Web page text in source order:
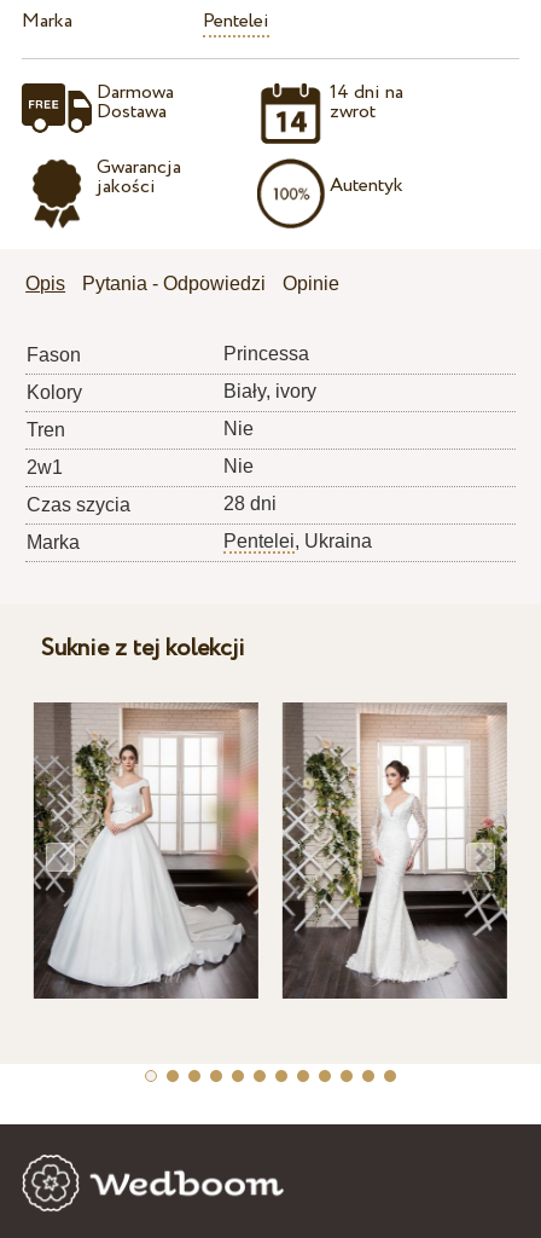
Marka
Pentelei
Darmowa
Dostawa
Gwarancja
jakości
14 dni na
zwrot
Autentyk
Opis Pytania - Odpowiedzi Opinie
Fason
Princessa
Kolory
Biały, ivory
Tren
Nie
2w1
Nie
Czas szycia
28 dni
Marka
Pentelei, Ukraina
Suknie z tej kolekcji